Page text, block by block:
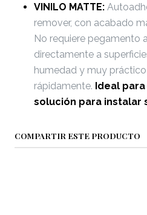
VINILO MATTE:
remover, con acabado
No requiere pegamento
directamente a
humedad y muy
rápidamente. Ideal
solución para instalar
COMPARTIR ESTE PRODUCTO